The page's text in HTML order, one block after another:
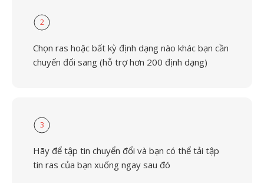
2
Chọn ras hoặc bất kỳ định dạng nào khác bạn cần
chuyển đổi sang (hỗ trợ hơn 200 định dạng)
3
Hãy để tập tin chuyển đổi và bạn có thể tải tập
tin ras của bạn xuống ngay sau đó